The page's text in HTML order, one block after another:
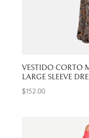
VESTIDO CORTO
LARGE SLEEVE
$152.00